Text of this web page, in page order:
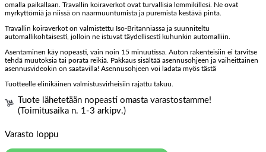
omalla paikallaan. Travallin koiraverkot ovat turvallisia lemmikillesi. Ne ovat
myrkyttömiä ja niissä on naarmuuntumista ja puremista kestävä pinta.
Travallin koiraverkot on valmistettu Iso-Britanniassa ja suunniteltu
automallikohtaisesti, jolloin ne istuvat täydellisesti kuhunkin automalliin.
Asentaminen käy nopeasti, vain noin 15 minuutissa. Auton rakenteisiin ei tarvitse
tehdä muutoksia tai porata reikiä. Pakkaus sisältää asennusohjeen ja vaiheittainen
asennusvideokin on saatavilla! Asennusohjeen voi ladata myös tästä
Tuotteelle elinikäinen valmistusvirheisiin rajattu takuu.
Tuote lähetetään nopeasti omasta varastostamme!
(Toimitusaika n. 1-3 arkipv.)
Varasto loppu